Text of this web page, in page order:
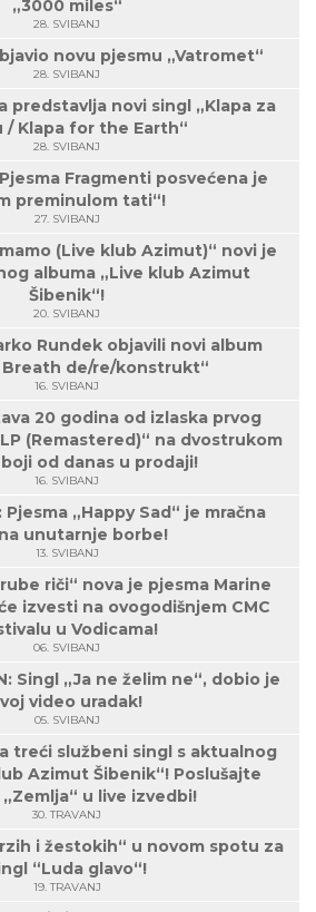
„3000 miles“
28. SVIBANJ
novu pjesmu „Vatromet“
28. SVIBANJ
predstavlja novi singl „Klapa za
/ Klapa for the Earth“
28. SVIBANJ
Fragmenti posvećena je
preminulom tati“!
27. SVIBANJ
(Live klub Azimut)“ novi je
albuma „Live klub Azimut
Šibenik“!
20. SVIBANJ
Rundek objavili novi album
Breath de/re/konstrukt“
16. SVIBANJ
20 godina od izlaska prvog
(Remastered)“ na dvostrukom
od danas u prodaji!
16. SVIBANJ
„Happy Sad“ je mračna
unutarnje borbe!
13. SVIBANJ
riči“ nova je pjesma Marine
izvesti na ovogodišnjem CMC
u Vodicama!
06. SVIBANJ
Singl „Ja ne želim ne“, dobio je
video uradak!
05. SVIBANJ
treći službeni singl s aktualnog
Azimut Šibenik“! Poslušajte
u live izvedbi!
30. TRAVANJ
i žestokih“ u novom spotu za
“Luda glavo“!
19. TRAVANJ